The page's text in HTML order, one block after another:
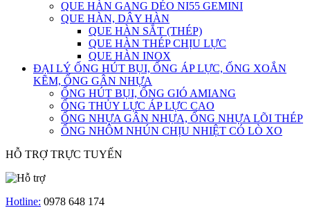
QUE HÀN GANG DẺO NI55 GEMINI
QUE HÀN, DÂY HÀN
QUE HÀN SẮT (THÉP)
QUE HÀN THÉP CHỊU LỰC
QUE HÀN INOX
ĐẠI LÝ ỐNG HÚT BỤI, ỐNG ÁP LỰC, ỐNG XOẮN
KẼM, ỐNG GÂN NHỰA
ỐNG HÚT BỤI, ỐNG GIÓ AMIANG
ỐNG THỦY LỰC ÁP LỰC CAO
ỐNG NHỰA GÂN NHỰA, ỐNG NHỰA LÕI THÉP
ỐNG NHÔM NHÚN CHỊU NHIỆT CÓ LÒ XO
HỖ TRỢ TRỰC TUYẾN
Hotline: 0978 648 174